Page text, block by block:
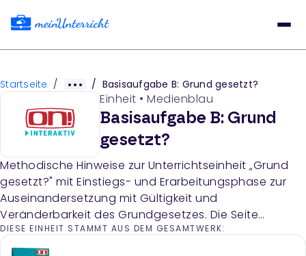
Startseite / / Basisaufgabe B: Grund gesetzt?
Einheit • Medienblau
Basisaufgabe B: Grund
gesetzt?
Methodische Hinweise zur Unterrichtseinheit „Grund
gesetzt?" mit Einstiegs- und Erarbeitungsphase zur
Auseinandersetzung mit Gültigkeit und
Veränderbarkeit des Grundgesetzes. Die Seite
beschreibt konkrete Unterrichtsschritte, Sozialformen
und Materialien für die Lehrkraft.
DIESE EINHEIT STAMMT AUS DEM GESAMTWERK: